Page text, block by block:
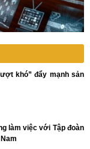
khó” đẩy mạnh sản
làm việc với Tập đoàn